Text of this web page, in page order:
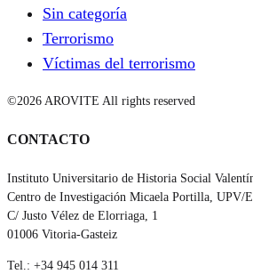
Sin categoría
Terrorismo
Víctimas del terrorismo
©2026 AROVITE All rights reserved
CONTACTO
Instituto Universitario de Historia Social
Centro de Investigación Micaela Portilla, UPV/
C/ Justo Vélez de Elorriaga, 1
01006 Vitoria-Gasteiz
Tel.: +34 945 014 311